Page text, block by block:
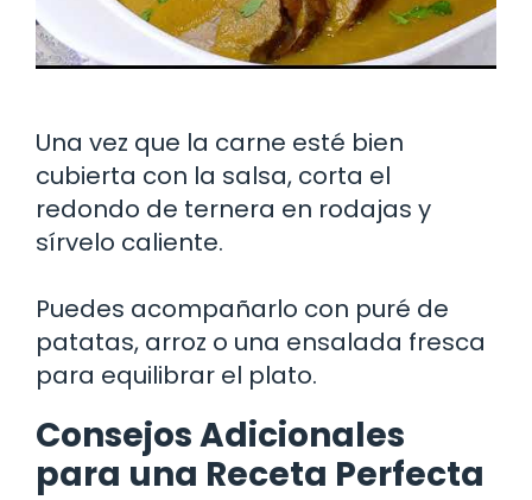
Una vez que la carne esté bien
cubierta con la salsa, corta el
redondo de ternera en rodajas y
sírvelo caliente.
Puedes acompañarlo con puré de
patatas, arroz o una ensalada fresca
para equilibrar el plato.
Consejos Adicionales
para una Receta Perfecta